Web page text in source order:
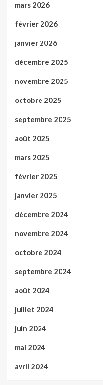
mars 2026
février 2026
janvier 2026
décembre 2025
novembre 2025
octobre 2025
septembre 2025
août 2025
mars 2025
février 2025
janvier 2025
décembre 2024
novembre 2024
octobre 2024
septembre 2024
août 2024
juillet 2024
juin 2024
mai 2024
avril 2024